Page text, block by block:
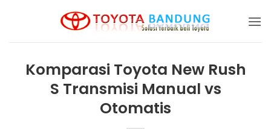
Komparasi Toyota New Rush
S Transmisi Manual vs
Otomatis